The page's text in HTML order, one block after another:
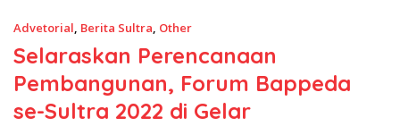
Advetorial, Berita Sultra, Other
Selaraskan Perencanaan
Pembangunan, Forum Bappeda
se-Sultra 2022 di Gelar